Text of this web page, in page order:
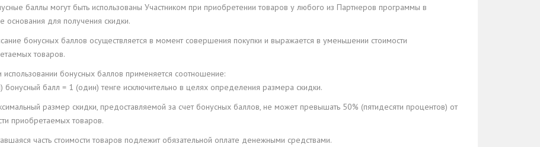
баллы могут быть использованы Участником при приобретении товаров у любого из Партнеров программы в
основания для получения скидки.
бонусных баллов осуществляется в момент совершения покупки и выражается в уменьшении стоимости
товаров.
использовании бонусных баллов применяется соотношение:
бонусный балл = 1 (один) тенге исключительно в целях определения размера скидки.
размер скидки, предоставляемой за счет бонусных баллов, не может превышать 50% (пятидесяти процентов) от
приобретаемых товаров.
часть стоимости товаров подлежит обязательной оплате денежными средствами.